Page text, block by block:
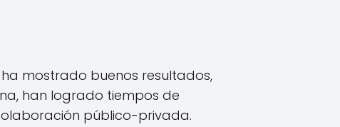
mostrado buenos resultados,
han logrado tiempos de
público-privada.